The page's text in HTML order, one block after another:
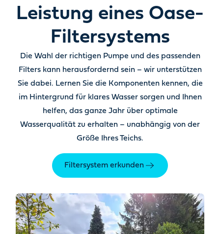
Leistung eines Oase-
Filtersystems
Die Wahl der richtigen Pumpe und des passenden
Filters kann herausfordernd sein – wir unterstützen
Sie dabei. Lernen Sie die Komponenten kennen, die
im Hintergrund für klares Wasser sorgen und Ihnen
helfen, das ganze Jahr über optimale
Wasserqualität zu erhalten – unabhängig von der
Größe Ihres Teichs.
Filtersystem erkunden